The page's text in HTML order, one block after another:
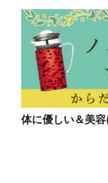
体に優しい＆美